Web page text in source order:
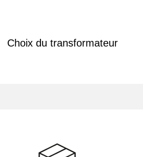
Choix du transformateur